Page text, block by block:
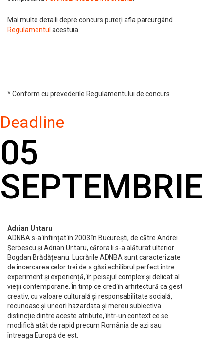
Mai multe detalii depre concurs puteți afla parcurgând
Regulamentul acestuia.
* Conform cu prevederile Regulamentului de concurs
Deadline
05
SEPTEMBRIE
Adrian Untaru
ADNBA s-a înființat în 2003 în București, de către Andrei
Șerbescu și Adrian Untaru, cărora li s-a alăturat ulterior
Bogdan Brădățeanu. Lucrările ADNBA sunt caracterizate
de încercarea celor trei de a găsi echilibrul perfect între
experiment și experiență, în peisajul complex și delicat al
vieții contemporane. În timp ce cred în arhitectură ca gest
creativ, cu valoare culturală și responsabilitate socială,
recunoasc și uneori hazardata și mereu subiectiva
distincție dintre aceste atribute, într-un context ce se
modifică atât de rapid precum România de azi sau
întreaga Europă de est.